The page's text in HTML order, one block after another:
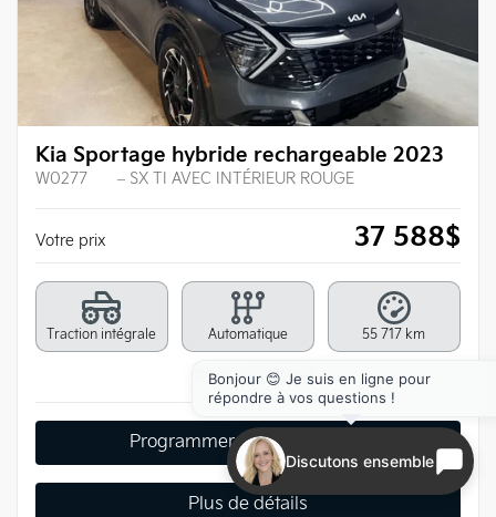
Kia Sportage hybride rechargeable 2023
W0277 – SX TI AVEC INTÉRIEUR ROUGE
Votre prix 37 588$
Traction intégrale Automatique 55 717 km
Plus de caractéristiques
Programmer un essai routier
Plus de détails
Bonjour 😊 Je suis en ligne pour
répondre à vos questions !
Discutons ensemble